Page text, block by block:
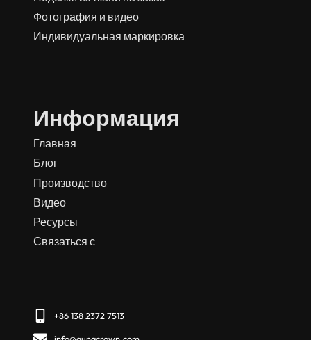
Фотография и видео
Индивидуальная маркировка
Информация
Главная
Блог
Производство
Видео
Ресурсы
Связаться с
+86 138 2372 7513